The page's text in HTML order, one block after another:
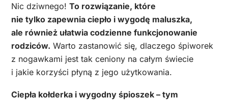
Nic dziwnego! To rozwiązanie, które
nie tylko zapewnia ciepło i wygodę maluszka,
ale również ułatwia codzienne funkcjonowanie
rodziców. Warto zastanowić się, dlaczego śpiworek
z nogawkami jest tak ceniony na całym świecie
i jakie korzyści płyną z jego użytkowania.
Ciepła kołderka i wygodny śpioszek – tym